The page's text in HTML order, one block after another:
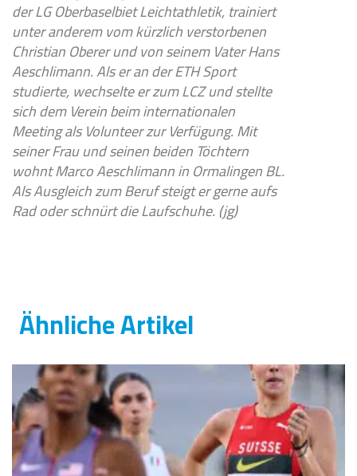
der LG Oberbaselbiet Leichtathletik, trainiert
unter anderem vom kürzlich verstorbenen
Christian Oberer und von seinem Vater Hans
Aeschlimann. Als er an der ETH Sport
studierte, wechselte er zum LCZ und stellte
sich dem Verein beim internationalen
Meeting als Volunteer zur Verfügung. Mit
seiner Frau und seinen beiden Töchtern
wohnt Marco Aeschlimann in Ormalingen BL.
Als Ausgleich zum Beruf steigt er gerne aufs
Rad oder schnürt die Laufschuhe. (jg)
Ähnliche Artikel